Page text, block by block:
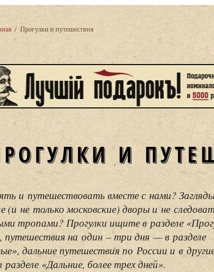
/ Прогулки и путешествия
И
и путешествовать вместе с нами?
(и не только московские) дворы и не
тропами? Прогулки ищите в разделе
путешествия на один – три дня — в разделе
дальние путешествия по России и в
«Дальние, более трех дней».